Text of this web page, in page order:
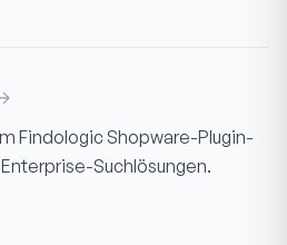
Findologic Shopware-Plugin-
Suchlösungen.